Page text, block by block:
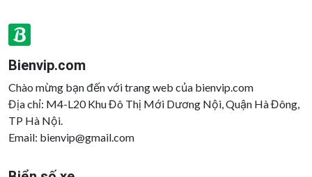
Bienvip.com
Chào mừng bạn đến với trang web của bienvip.com
Địa chỉ: M4-L20 Khu Đô Thị Mới Dương Nội, Quận Hà Đông,
TP Hà Nội.
Email: bienvip@gmail.com